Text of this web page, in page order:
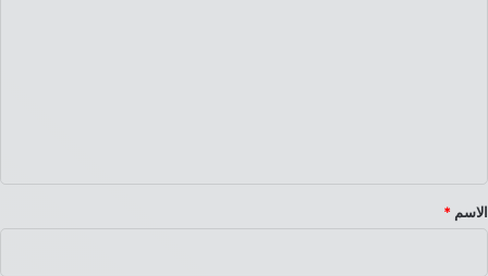
*
الاسم *